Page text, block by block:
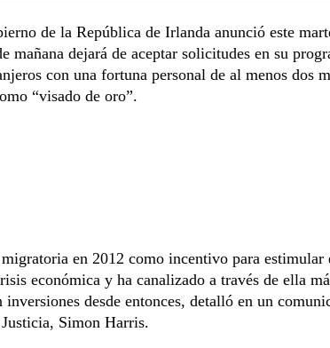
de la República de Irlanda anunció este
mañana dejará de aceptar solicitudes en su
con una fortuna personal de al menos dos
“visado de oro”.
en 2012 como incentivo para estimular
económica y ha canalizado a través de ella
desde entonces, detalló en un
Simon Harris.